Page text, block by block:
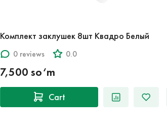
Комплект заклушек 8шт Квадро Белый
0 reviews 0.0
7,500 so‘m
Cart